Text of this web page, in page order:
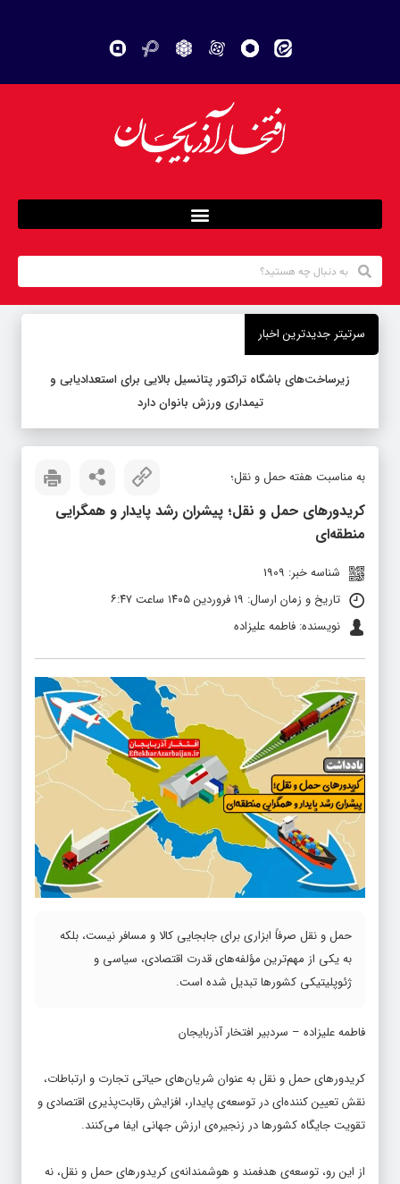
سرتیتر جدیدترین اخبار
زیرساخت‌های باشگاه تراکتور پتانسیل بالایی برای استعدادیابی و
تیمداری ورزش بانوان دارد
به مناسبت هفته حمل و نقل؛
کریدورهای حمل و نقل؛ پیشران رشد پایدار و همگرایی
منطقه‌ای
شناسه خبر: 1909
تاریخ و زمان ارسال: ۱۹ فروردین ۱۴۰۵ ساعت ۶:۴۷
نویسنده: فاطمه علیزاده
حمل و نقل صرفاً ابزاری برای جابجایی کالا و مسافر نیست، بلکه
به یکی از مهم‌ترین مؤلفه‌های قدرت اقتصادی، سیاسی و
ژئوپلیتیکی کشورها تبدیل شده است.
فاطمه علیزاده – سردبیر افتخار آذربایجان
کریدورهای حمل و نقل به عنوان شریان‌های حیاتی تجارت و ارتباطات،
نقش تعیین کننده‌ای در توسعه‌ی پایدار، افزایش رقابت‌پذیری اقتصادی و
تقویت جایگاه کشورها در زنجیره‌ی ارزش جهانی ایفا می‌کنند.
از این رو، توسعه‌ی هدفمند و هوشمندانه‌ی کریدورهای حمل و نقل، نه